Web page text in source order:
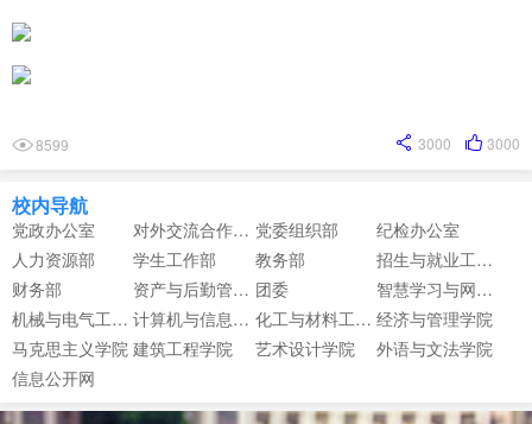
8599 3000
3000
校内导航
党政办公室 对外交流合作中心 党委组织部
纪检办公室
人力资源部
学生工作部 教务部
招生与就业工作部
财务部
资产与后勤管理部 团委
智慧学习与网络信息中心
机械与电气工程学院
计算机与信息工程学院 化工与材料工程学院 经济与管理学院
马克思主义学院 建筑工程学院 艺术设计学院
外语与文法学院
信息公开网